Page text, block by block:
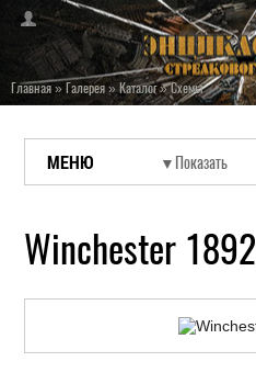
Главная»Галерея»Каталог»Схемы
МЕНЮ
Winchester 1892